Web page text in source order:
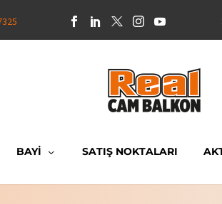
BAYİ SATIŞ NOKTALARI